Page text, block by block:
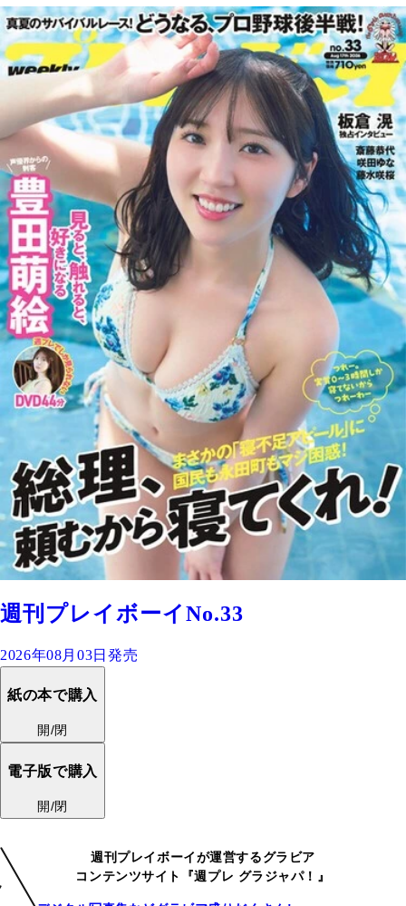
週刊プレイボーイNo.33
2026年08月03日発売
紙の本で購入
開/閉
電子版で購入
開/閉
週刊プレイボーイが運営するグラビア
コンテンツサイト『週プレ グラジャパ！』